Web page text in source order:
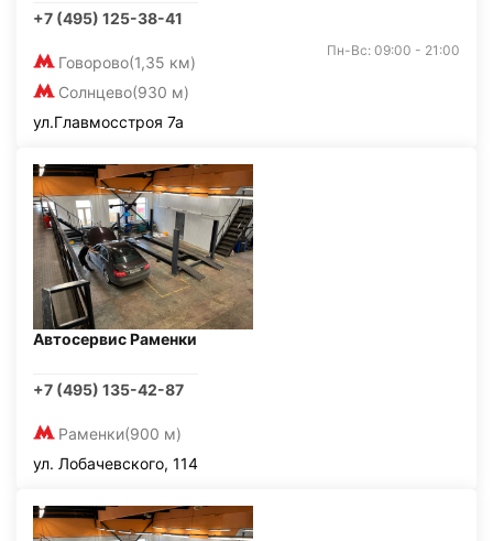
+7 (495) 125-38-41
Говорово(1,35 км)
Солнцево(930 м)
Пн-Вс: 09:00 - 21:00
ул.Главмосстроя 7а
Автосервис Раменки
+7 (495) 135-42-87
Раменки(900 м)
ул. Лобачевского, 114